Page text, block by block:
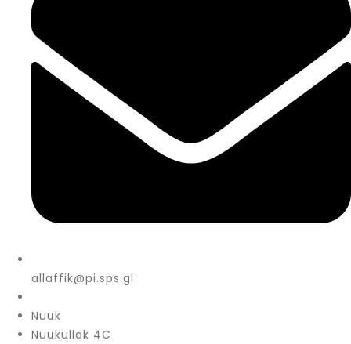
allaffik@pi.sps.gl
Nuuk
Nuukullak 4C